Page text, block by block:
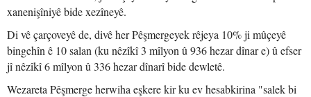
xanenişîniyê bide xezîneyê.
Di vê çarçoveyê de, divê her Pêşmergeyek rêjeya 10% ji mûçeyê
bingehîn ê 10 salan (ku nêzîkî 3 mîlyon û 936 hezar dînar e) û efser
jî nêzîkî 6 mîlyon û 336 hezar dînarî bide dewletê.
Wezareta Pêşmerge herwiha eşkere kir ku ev hesabkirina "salek bi